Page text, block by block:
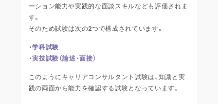
ーション能力や実践的な面談スキルなども評価されま
す。
そのため試験は次の2つで構成されています。
・学科試験
・実技試験（論述・面接）
このようにキャリアコンサルタント試験は、知識と実
践の両面から能力を確認する試験となっています。